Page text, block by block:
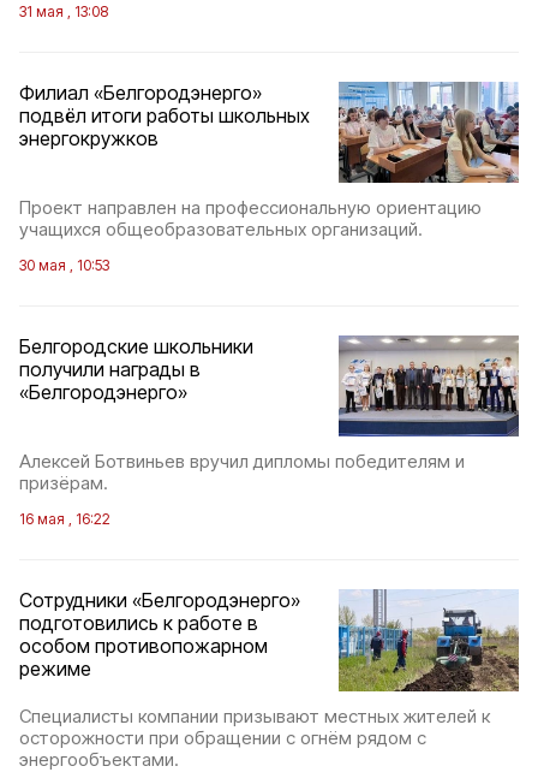
31 мая , 13:08
Филиал «Белгородэнерго»
подвёл итоги работы школьных
энергокружков
Проект направлен на профессиональную ориентацию
учащихся общеобразовательных организаций.
30 мая , 10:53
Белгородские школьники
получили награды в
«Белгородэнерго»
Алексей Ботвиньев вручил дипломы победителям и
призёрам.
16 мая , 16:22
Сотрудники «Белгородэнерго»
подготовились к работе в
особом противопожарном
режиме
Специалисты компании призывают местных жителей к
осторожности при обращении с огнём рядом с
энергообъектами.